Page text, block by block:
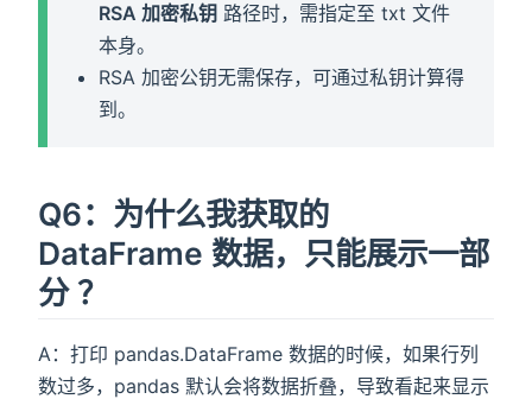
RSA 加密私钥 路径时，需指定至 txt 文件
本身。
RSA 加密公钥无需保存，可通过私钥计算得
到。
Q6：为什么我获取的
DataFrame 数据，只能展示一部
分 ？
A：打印 pandas.DataFrame 数据的时候，如果行列
数过多，pandas 默认会将数据折叠，导致看起来显示